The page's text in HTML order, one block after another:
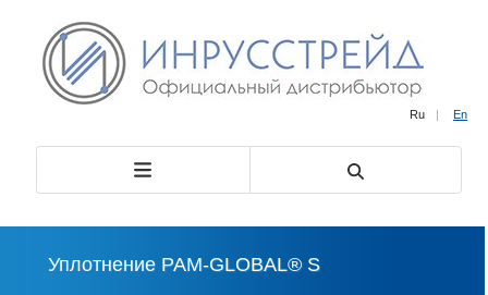
Ru | En
Уплотнение PAM-GLOBAL® S